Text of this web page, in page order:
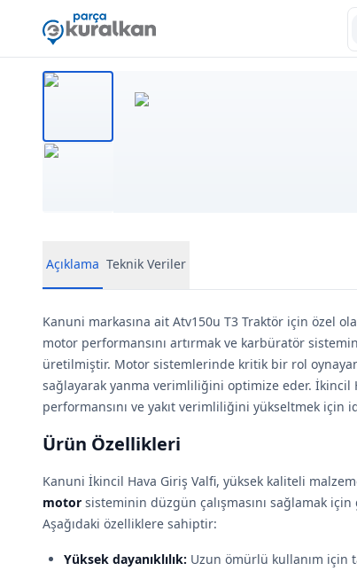
Açıklama Teknik Veriler
Kanuni markasına ait Atv150u T3 Traktör için özel
motor performansını artırmak ve karbüratör
üretilmiştir. Motor sistemlerinde kritik bir rol oynayan
sağlayarak yanma verimliliğini optimize eder.
performansını ve yakıt verimliliğini yükseltmek için
Ürün Özellikleri
Kanuni İkincil Hava Giriş Valfi, yüksek kaliteli
motor sisteminin düzgün çalışmasını sağlamak için
Aşağıdaki özelliklere sahiptir:
Yüksek dayanıklılık: Uzun ömürlü kullanım için